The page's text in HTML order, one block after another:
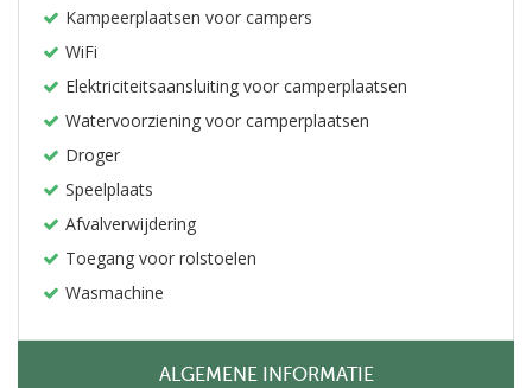
Kampeerplaatsen voor campers
WiFi
Elektriciteitsaansluiting voor camperplaatsen
Watervoorziening voor camperplaatsen
Droger
Speelplaats
Afvalverwijdering
Toegang voor rolstoelen
Wasmachine
ALGEMENE INFORMATIE